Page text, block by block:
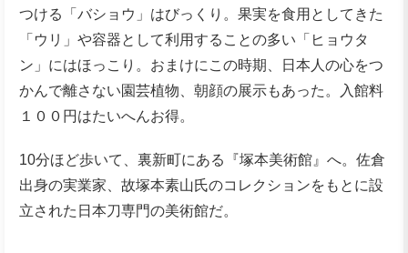
つける「バショウ」はびっくり。果実を食用としてきた
「ウリ」や容器として利用することの多い「ヒョウタ
ン」にはほっこり。おまけにこの時期、日本人の心をつ
かんで離さない園芸植物、朝顔の展示もあった。入館料
１００円はたいへんお得。
10分ほど歩いて、裏新町にある『塚本美術館』へ。佐倉
出身の実業家、故塚本素山氏のコレクションをもとに設
立された日本刀専門の美術館だ。